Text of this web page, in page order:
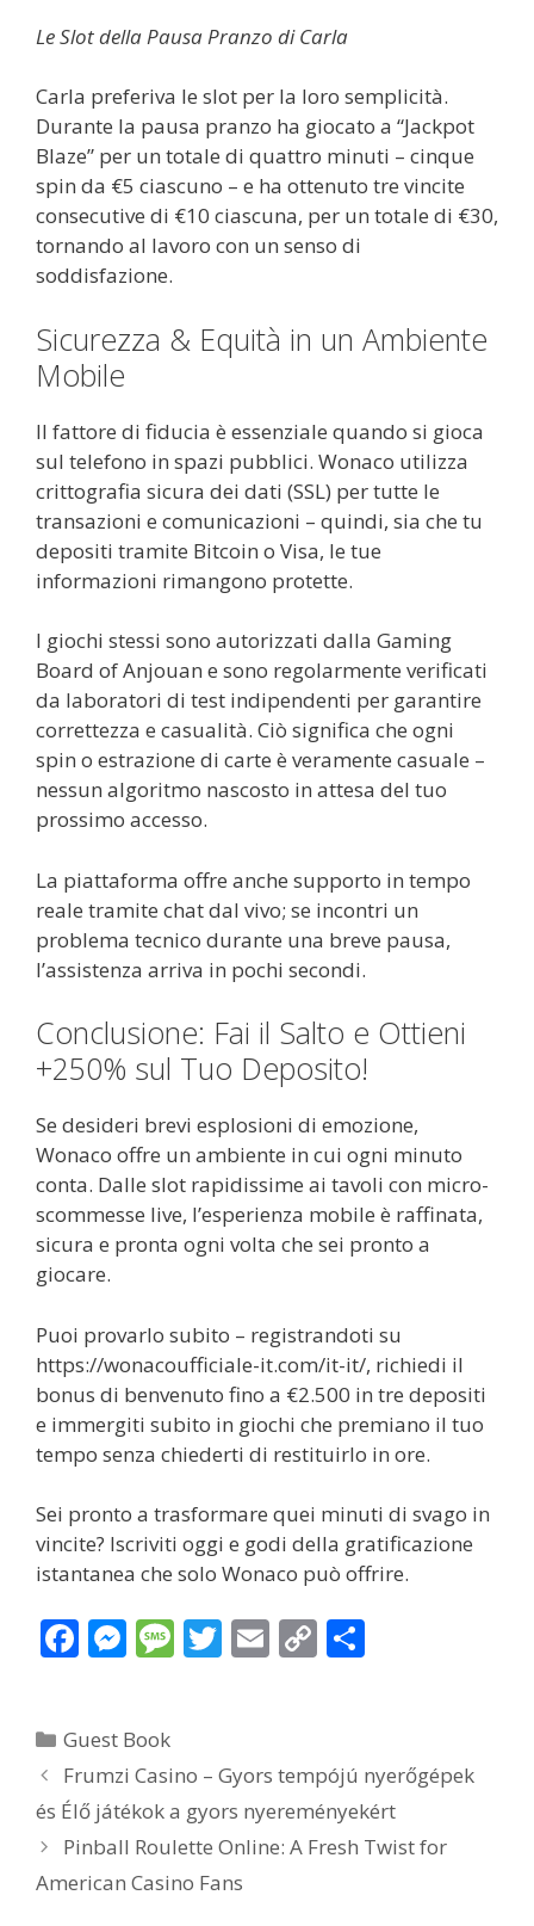
Le Slot della Pausa Pranzo di Carla
Carla preferiva le slot per la loro semplicità.
Durante la pausa pranzo ha giocato a “Jackpot
Blaze” per un totale di quattro minuti – cinque
spin da €5 ciascuno – e ha ottenuto tre vincite
consecutive di €10 ciascuna, per un totale di €30,
tornando al lavoro con un senso di
soddisfazione.
Sicurezza & Equità in un Ambiente
Mobile
Il fattore di fiducia è essenziale quando si gioca
sul telefono in spazi pubblici. Wonaco utilizza
crittografia sicura dei dati (SSL) per tutte le
transazioni e comunicazioni – quindi, sia che tu
depositi tramite Bitcoin o Visa, le tue
informazioni rimangono protette.
I giochi stessi sono autorizzati dalla Gaming
Board of Anjouan e sono regolarmente verificati
da laboratori di test indipendenti per garantire
correttezza e casualità. Ciò significa che ogni
spin o estrazione di carte è veramente casuale –
nessun algoritmo nascosto in attesa del tuo
prossimo accesso.
La piattaforma offre anche supporto in tempo
reale tramite chat dal vivo; se incontri un
problema tecnico durante una breve pausa,
l’assistenza arriva in pochi secondi.
Conclusione: Fai il Salto e Ottieni
+250% sul Tuo Deposito!
Se desideri brevi esplosioni di emozione,
Wonaco offre un ambiente in cui ogni minuto
conta. Dalle slot rapidissime ai tavoli con micro-
scommesse live, l’esperienza mobile è raffinata,
sicura e pronta ogni volta che sei pronto a
giocare.
Puoi provarlo subito – registrandoti su
https://wonacoufficiale-it.com/it-it/, richiedi il
bonus di benvenuto fino a €2.500 in tre depositi
e immergiti subito in giochi che premiano il tuo
tempo senza chiederti di restituirlo in ore.
Sei pronto a trasformare quei minuti di svago in
vincite? Iscriviti oggi e godi della gratificazione
istantanea che solo Wonaco può offrire.
F
b
o
o
k
M
e
n
g
er
M
g
e
T E C
Li
n
k
Categories
Guest Book
Frumzi Casino – Gyors tempójú nyerőgépek
és Élő játékok a gyors nyereményekért
Pinball Roulette Online: A Fresh Twist for
American Casino Fans